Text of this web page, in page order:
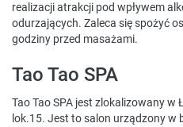
realizacji atrakcji pod wpływem
odurzających. Zaleca się spożyć
godziny przed masażami.
Tao Tao SPA
Tao Tao SPA jest zlokalizowany
lok.15. Jest to salon urządzony w